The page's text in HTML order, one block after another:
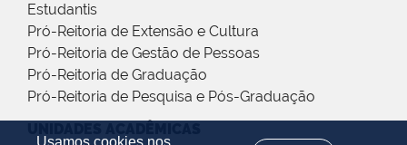
Usamos cookies nos
Estudantis
Pró-Reitoria de Extensão e Cultura
Pró-Reitoria de Gestão de Pessoas
Pró-Reitoria de Graduação
Pró-Reitoria de Pesquisa e Pós-Graduação